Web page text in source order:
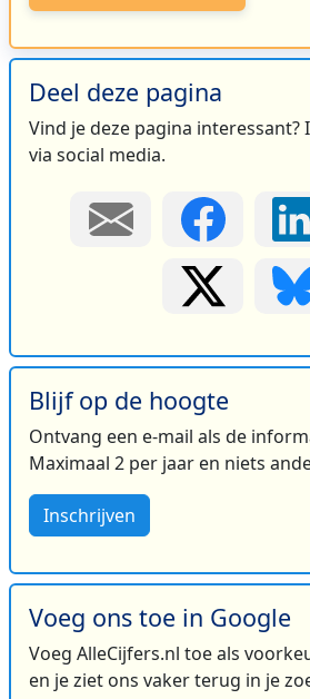
Deel deze pagina
Vind je deze pagina
via social media.
Blijf op de hoogte
Ontvang een e-mail als de
Maximaal 2 per jaar en niets
Inschrijven
Voeg ons toe in Google
Voeg AlleCijfers.nl toe als
en je ziet ons vaker terug in je